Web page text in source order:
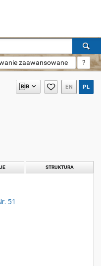
zaawansowane ?
EN PL
STRUKTURA
51